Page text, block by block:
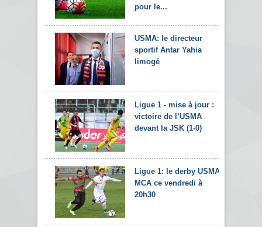
pour le...
USMA: le directeur
sportif Antar Yahia
limogé
Ligue 1 - mise à jour :
victoire de l’USMA
devant la JSK (1-0)
Ligue 1: le derby USMA-
MCA ce vendredi à
20h30